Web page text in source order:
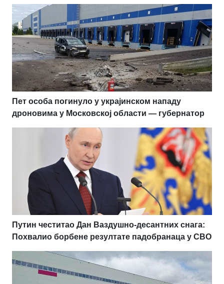
Пет особа погинуло у украјинском нападу
дроновима у Московској области — губернатор
Путин честитао Дан Ваздушно-десантних снага:
Похвалио борбене резултате падобранаца у СВО